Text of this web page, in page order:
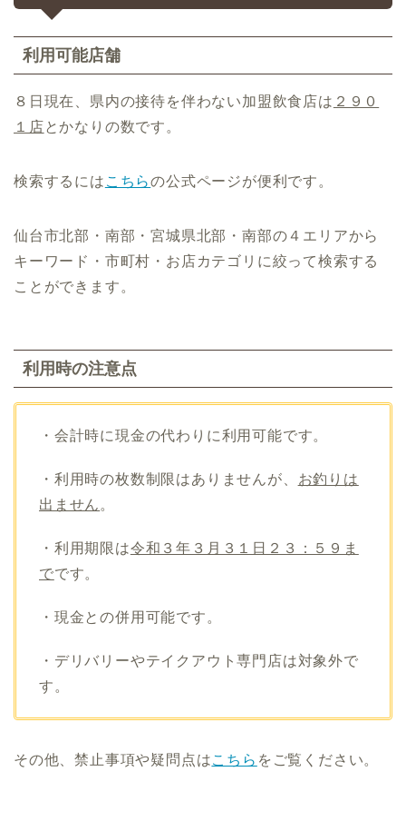
利用可能店舗
８日現在、県内の接待を伴わない加盟飲食店は ２９０
１店とかなりの数です。
検索するには こちらの公式ページが便利です。
仙台市北部・南部・宮城県北部・南部の４エリアから
キーワード・市町村・お店カテゴリに絞って検索する
ことができます。
利用時の注意点
・会計時に現金の代わりに利用可能です。
・利用時の枚数制限はありませんが、 お釣りは
出ません 。
・利用期限は令和３年３月３１日２３：５９ま
でです。
・現金との併用可能です。
・デリバリーやテイクアウト専門店は対象外で
す。
その他、禁止事項や疑問点はこちら をご覧ください。